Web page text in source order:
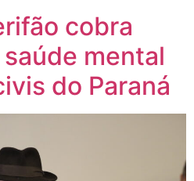
cobra
mental
do Paraná